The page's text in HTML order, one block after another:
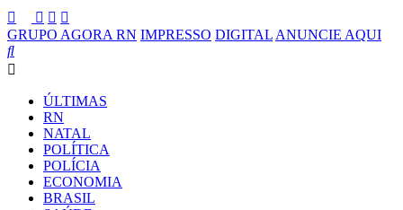
GRUPO AGORA RN IMPRESSO DIGITAL ANUNCIE AQUI
ÚLTIMAS
RN
NATAL
POLÍTICA
POLÍCIA
ECONOMIA
BRASIL